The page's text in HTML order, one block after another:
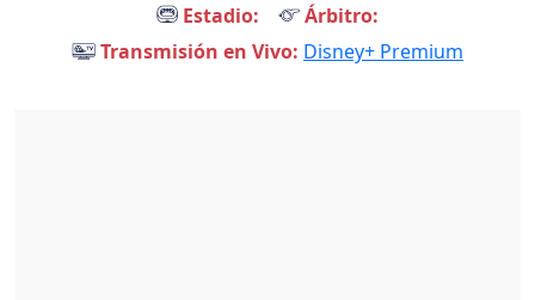
Estadio:
Árbitro:
Transmisión en Vivo: Disney+ Premium